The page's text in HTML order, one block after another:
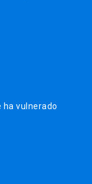
ha vulnerado